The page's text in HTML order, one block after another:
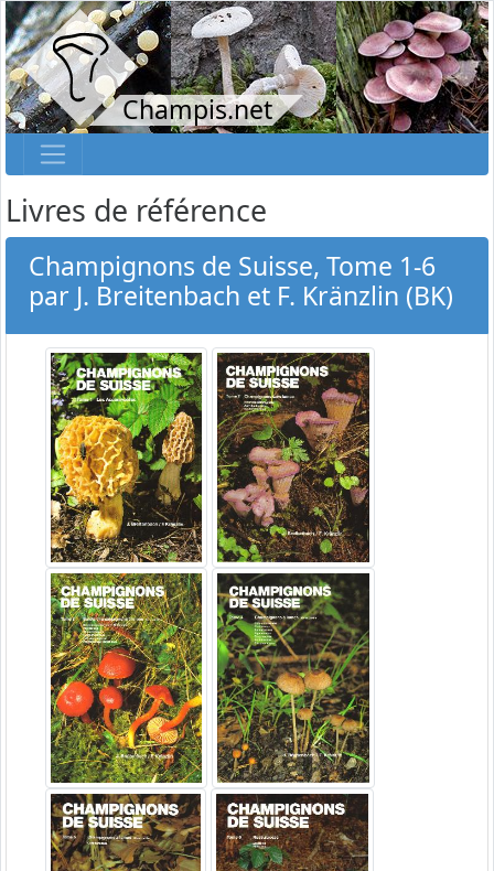
Champis.net
Livres de référence
Champignons de Suisse, Tome 1-6
par J. Breitenbach et F. Kränzlin (BK)